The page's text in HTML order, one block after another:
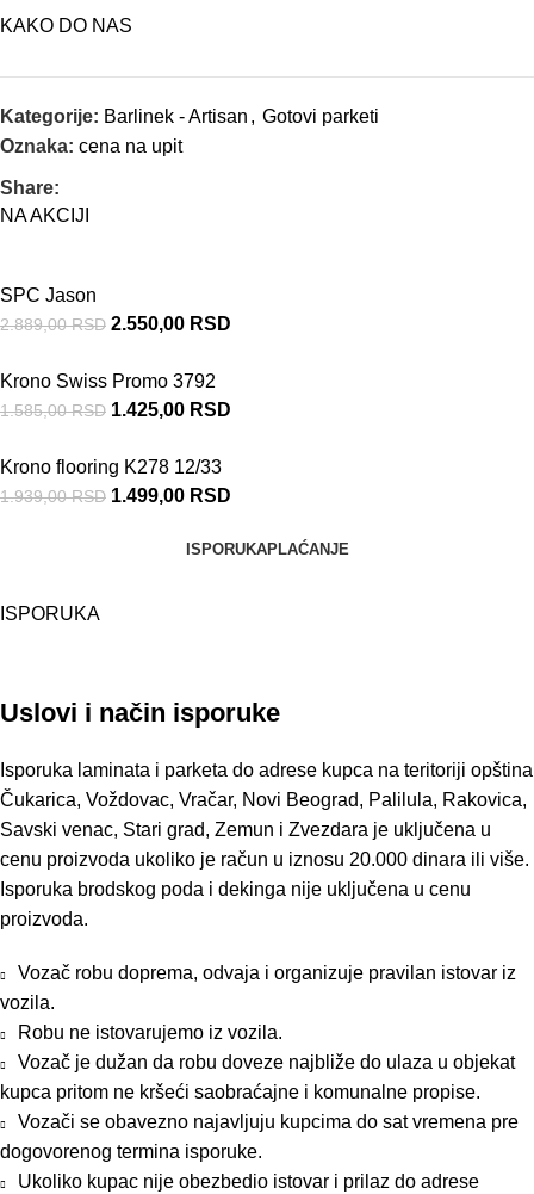
KAKO DO NAS
Kategorije: Barlinek - Artisan , Gotovi parketi
Oznaka: cena na upit
Share:
NA AKCIJI
SPC Jason
2.889,00RSD 2.550,00 RSD
Krono Swiss Promo 3792
1.585,00RSD 1.425,00 RSD
Krono flooring K278 12/33
1.939,00RSD 1.499,00 RSD
ISPORUKAPLAĆANJE
ISPORUKA
Uslovi i način isporuke
Isporuka laminata i parketa do adrese kupca na teritoriji opština
Čukarica, Voždovac, Vračar, Novi Beograd, Palilula, Rakovica,
Savski venac, Stari grad, Zemun i Zvezdara je uključena u
cenu proizvoda ukoliko je račun u iznosu 20.000 dinara ili više.
Isporuka brodskog poda i dekinga nije uključena u cenu
proizvoda.
Vozač robu doprema, odvaja i organizuje pravilan istovar iz
vozila.
Robu ne istovarujemo iz vozila.
Vozač je dužan da robu doveze najbliže do ulaza u objekat
kupca pritom ne kršeći saobraćajne i komunalne propise.
Vozači se obavezno najavljuju kupcima do sat vremena pre
dogovorenog termina isporuke.
Ukoliko kupac nije obezbedio istovar i prilaz do adrese